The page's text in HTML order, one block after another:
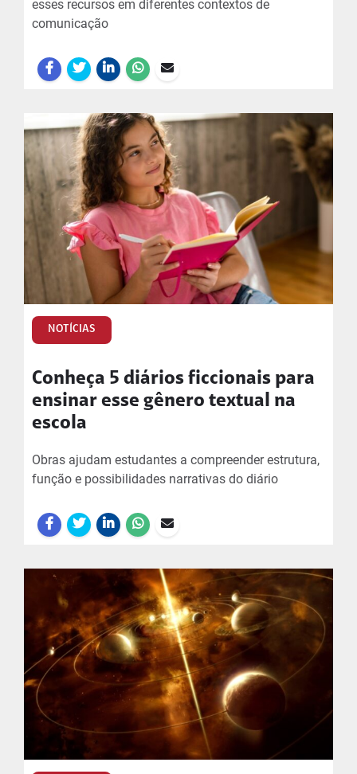
esses recursos em diferentes contextos de
comunicação
NOTÍCIAS
Conheça 5 diários ficcionais para
ensinar esse gênero textual na
escola
Obras ajudam estudantes a compreender estrutura,
função e possibilidades narrativas do diário